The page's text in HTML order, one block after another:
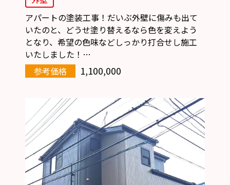
アパートの塗装工事！だいぶ外壁に傷みも出て
いたのと、どうせ塗り替えるなら色を変えよう
となり、希望の色味などしっかり打合せし施工
いたしました！…
参考価格
1,100,000